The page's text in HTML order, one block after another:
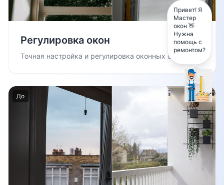
Регулировка окон
Точная настройка и регулировка оконных створок
До После
Привет! Я
Мастер
окон 👋
Нужна
помощь с
ремонтом?